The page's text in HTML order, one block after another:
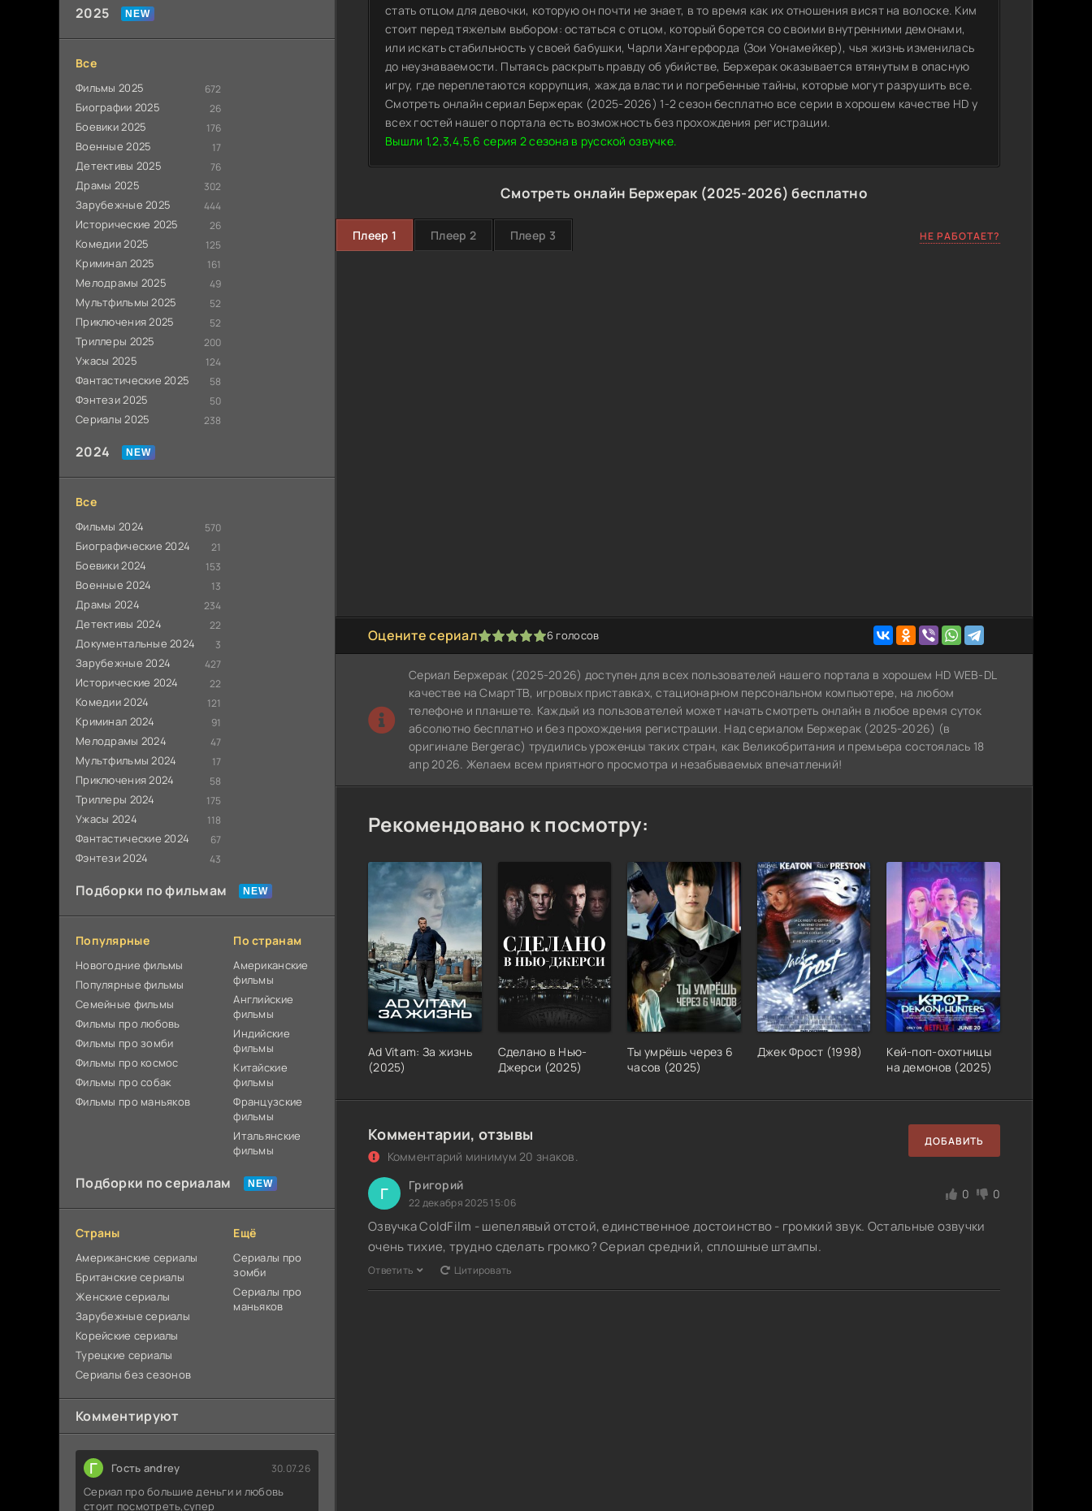
2025
Все
Фильмы 2025 672
Биографии 2025 26
Боевики 2025 176
Военные 2025 17
Детективы 2025 76
Драмы 2025 302
Зарубежные 2025 444
Исторические 2025 26
Комедии 2025 125
Криминал 2025 161
Мелодрамы 2025 49
Мультфильмы 2025 52
Приключения 2025 52
Триллеры 2025 200
Ужасы 2025 124
Фантастические 2025 58
Фэнтези 2025 50
Сериалы 2025 238
2024
Все
Фильмы 2024 570
Биографические 2024 21
Боевики 2024 153
Военные 2024 13
Драмы 2024 234
Детективы 2024 22
Документальные 2024 3
Зарубежные 2024 427
Исторические 2024 22
Комедии 2024 121
Криминал 2024 91
Мелодрамы 2024 47
Мультфильмы 2024 17
Приключения 2024 58
Триллеры 2024 175
Ужасы 2024 118
Фантастические 2024 67
Фэнтези 2024 43
Подборки по фильмам
Популярные
Новогодние фильмы
Популярные фильмы
Cемейные фильмы
Фильмы про любовь
Фильмы про зомби
Фильмы про космос
Фильмы про собак
Фильмы про маньяков
По странам
Американские
фильмы
Английские
фильмы
Индийские
фильмы
Китайские
фильмы
Французские
фильмы
Итальянские
фильмы
Подборки по сериалам
Страны
Американские сериалы
Британские сериалы
Женские сериалы
Зарубежные сериалы
Корейские сериалы
Турецкие сериалы
Сериалы без сезонов
Ещё
Сериалы про
зомби
Сериалы про
маньяков
Комментируют
Г Гость andrey 30.07.26
Сериал про большие деньги и любовь
стоит посмотреть,супер
стать отцом для девочки, которую он почти не знает, в то время как их отношения висят на волоске. Ким
стоит перед тяжелым выбором: остаться с отцом, который борется со своими внутренними демонами,
или искать стабильность у своей бабушки, Чарли Хангерфорда (Зои Уонамейкер), чья жизнь изменилась
до неузнаваемости. Пытаясь раскрыть правду об убийстве, Бержерак оказывается втянутым в опасную
игру, где переплетаются коррупция, жажда власти и погребенные тайны, которые могут разрушить все.
Смотреть онлайн сериал Бержерак (2025-2026) 1-2 сезон бесплатно все серии в хорошем качестве HD у
всех гостей нашего портала есть возможность без прохождения регистрации.
Вышли 1,2,3,4,5,6 серия 2 сезона в русской озвучке.
Смотреть онлайн Бержерак (2025-2026) бесплатно
Плеер 1 Плеер 2 Плеер 3 НЕ РАБОТАЕТ?
Оцените сериал
1 2 3 4 5 6 голосов
Сериал Бержерак (2025-2026) доступен для всех пользователей нашего портала в хорошем HD WEB-DL
качестве на СмартТВ, игровых приставках, стационарном персональном компьютере, на любом
телефоне и планшете. Каждый из пользователей может начать смотреть онлайн в любое время суток
абсолютно бесплатно и без прохождения регистрации. Над сериалом Бержерак (2025-2026) (в
оригинале Bergerac) трудились уроженцы таких стран, как Великобритания и премьера состоялась 18
апр 2026. Желаем всем приятного просмотра и незабываемых впечатлений!
Рекомендовано к посмотру:
Ad Vitam: За жизнь
(2025)
Сделано в Нью-
Джерси (2025)
Ты умрёшь через 6
часов (2025)
Джек Фрост (1998)
Кей-поп-охотницы
на демонов (2025)
Комментарии, отзывы
Комментарий минимум 20 знаков.
ДОБАВИТЬ
Г Григорий
22 декабря 2025 15:06
0 0
Озвучка ColdFilm - шепелявый отстой, единственное достоинство - громкий звук. Остальные озвучки
очень тихие, трудно сделать громко? Сериал средний, сплошные штампы.
Ответить Цитировать